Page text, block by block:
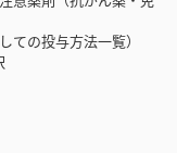
の投与方法一覧）